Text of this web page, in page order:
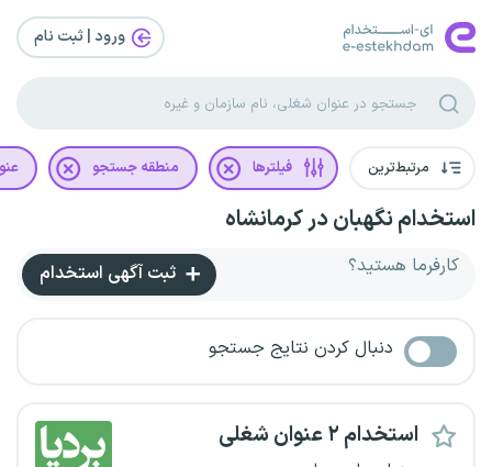
ورود | ثبت‌ نام
مرتبط‌ترین فیلترها منطقه جستجو
استخدام نگهبان در کرمانشاه
کارفرما هستید؟ ثبت آگهی استخدام
دنبال کردن نتایج جستجو
استخدام ۲ عنوان شغلی